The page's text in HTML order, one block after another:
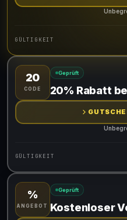
GÜLTIGKEIT
Gültig für teilnehmende
Gib den Code an der Kasse
20
CODE
Geprüft
20% Rabatt
GÜLTIGKEIT
Gültig für teilnehmende
Gib den Code an der Kasse
%
ANGEBOT
Geprüft
Kostenloser